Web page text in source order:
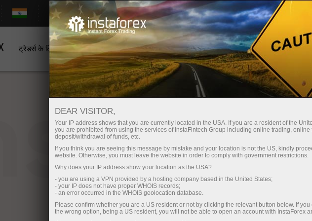
सहायता तुरंत खाता खोलना ट्रेडिंग प्लेटफॉर्म
ट्रेडर्स के लिए शुरुआती के लिए निवेशकों के लिए भागीदारों के लिए अभियान
DEAR VISITOR,
Your IP address shows that you are currently located in the USA. If you are a resident of the
you are prohibited from using the services of InstaFintech Group including online trading, online
deposit/withdrawal of funds, etc.
If you think you are seeing this message by mistake and your location is not the US, kindly
website. Otherwise, you must leave the website in order to comply with government restrictions.
Why does your IP address show your location as the USA?
- you are using a VPN provided by a hosting company based in the United States;
- your IP does not have proper WHOIS records;
- an error occurred in the WHOIS geolocation database.
Please confirm whether you are a US resident or not by clicking the relevant button below. If you
the wrong option, being a US resident, you will not be able to open an account with InstaForex